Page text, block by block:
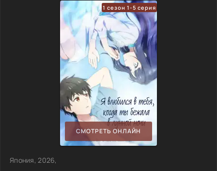
1 сезон 1-5 серия
СМОТРЕТЬ ОНЛАЙН
Япония, 2026,